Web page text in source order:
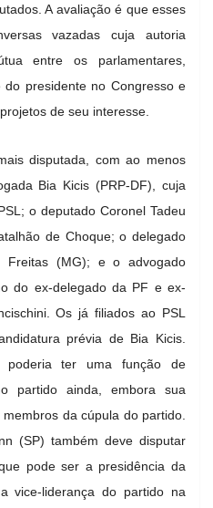
A avaliação é que esses
vazadas cuja autoria
entre os parlamentares,
presidente no Congresso e
de seu interesse.
disputada, com ao menos
Bia Kicis (PRP-DF), cuja
o deputado Coronel Tadeu
de Choque; o delegado
Freitas (MG); e o advogado
do ex-delegado da PF e ex-
Os já filiados ao PSL
prévia de Bia Kicis.
poderia ter uma função de
partido ainda, embora sua
da cúpula do partido.
(SP) também deve disputar
pode ser a presidência da
vice-liderança do partido na